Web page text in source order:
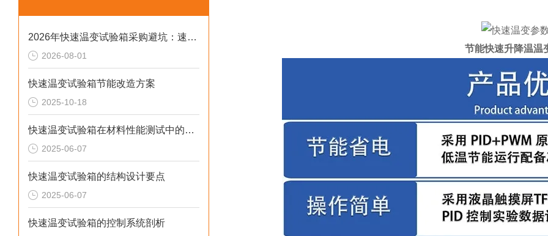
2026年快速温变试验箱采购避坑：速率、工况与合规选型逻辑
2026-08-01
快速温变试验箱节能改造方案
2025-10-18
快速温变试验箱在材料性能测试中的重要作用
2025-06-07
快速温变试验箱的结构设计要点
2025-06-07
快速温变试验箱的控制系统剖析
节能快速升降温温